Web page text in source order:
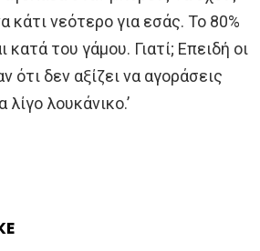
κάτι νεότερο για εσάς. Το 80%
κατά του γάμου. Γιατί; Επειδή οι
ότι δεν αξίζει να αγοράσεις
λίγο λουκάνικο.’